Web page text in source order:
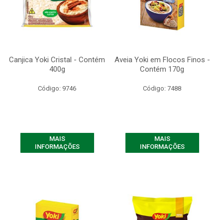
Canjica Yoki Cristal - Contém
400g
Código: 9746
MAIS
INFORMAÇÕES
Aveia Yoki em Flocos Finos -
Contém 170g
Código: 7488
MAIS
INFORMAÇÕES